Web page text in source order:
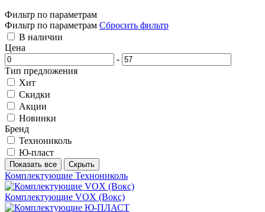
Фильтр по параметрам
Фильтр по параметрам Сбросить фильтр
В наличии
Цена
-
Тип предложения
Хит
Скидки
Акции
Новинки
Бренд
Технониколь
Ю-пласт
Показать все Скрыть
Комплектующие Технониколь
Комплектующие VOX (Вокс)